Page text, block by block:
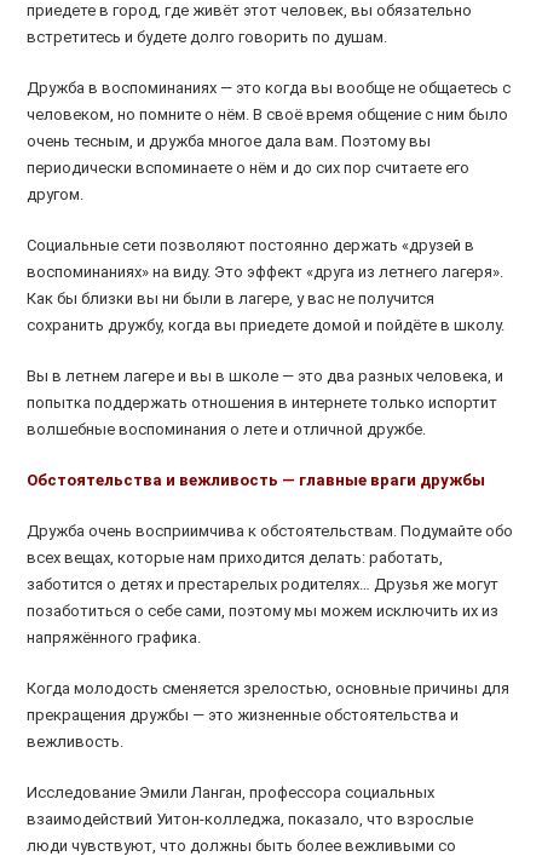
приедете в город, где живёт этот человек, вы обязательно
встретитесь и будете долго говорить по душам.
Дружба в воспоминаниях — это когда вы вообще не общаетесь с
человеком, но помните о нём. В своё время общение с ним было
очень тесным, и дружба многое дала вам. Поэтому вы
периодически вспоминаете о нём и до сих пор считаете его
другом.
Социальные сети позволяют постоянно держать «друзей в
воспоминаниях» на виду. Это эффект «друга из летнего лагеря».
Как бы близки вы ни были в лагере, у вас не получится
сохранить дружбу, когда вы приедете домой и пойдёте в школу.
Вы в летнем лагере и вы в школе — это два разных человека, и
попытка поддержать отношения в интернете только испортит
волшебные воспоминания о лете и отличной дружбе.
Обстоятельства и вежливость — главные враги дружбы
Дружба очень восприимчива к обстоятельствам. Подумайте обо
всех вещах, которые нам приходится делать: работать,
заботится о детях и престарелых родителях… Друзья же могут
позаботиться о себе сами, поэтому мы можем исключить их из
напряжённого графика.
Когда молодость сменяется зрелостью, основные причины для
прекращения дружбы — это жизненные обстоятельства и
вежливость.
Исследование Эмили Ланган, профессора социальных
взаимодействий Уитон-колледжа, показало, что взрослые
люди чувствуют, что должны быть более вежливыми со